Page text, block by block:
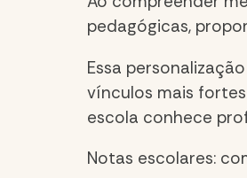
pedagógicas,
Essa
vínculos mais
escola conhece
Notas escolares: